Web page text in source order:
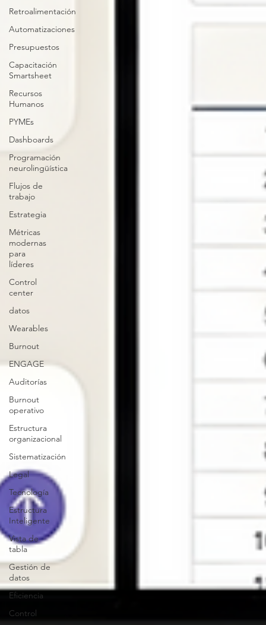
Retroalimentación
Automatizaciones
Presupuestos
Capacitación
Smartsheet
Recursos
Humanos
PYMEs
Dashboards
Programación
neurolingüística
Flujos de
trabajo
Estrategia
Métricas
modernas
para
líderes
Control
center
datos
Wearables
Burnout
ENGAGE
Auditorías
Burnout
operativo
Estructura
organizacional
Sistematización
Legal
Tecnología
Estructura
Inteligente
Vista de
tabla
Gestión de
datos
Eficiencia
Control